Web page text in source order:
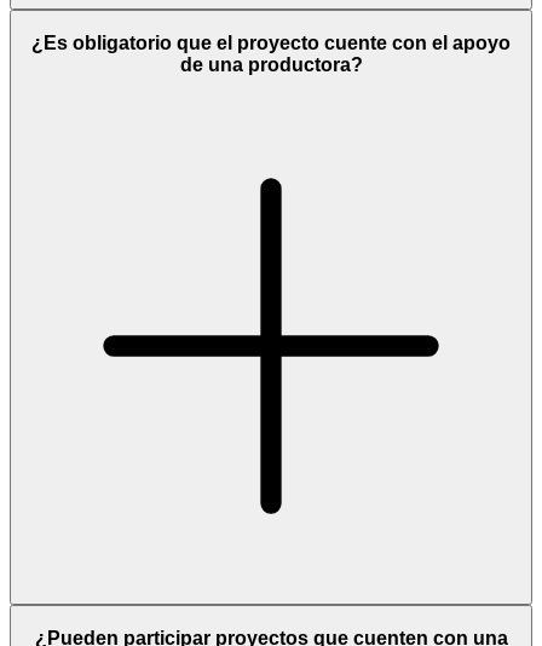
¿Es obligatorio que el proyecto cuente con el apoyo
de una productora?
¿Pueden participar proyectos que cuenten con una